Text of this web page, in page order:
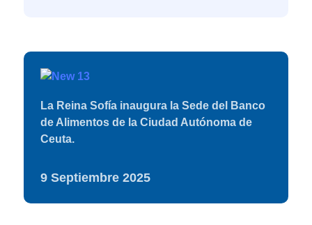
La Reina Sofía inaugura la Sede del Banco
de Alimentos de la Ciudad Autónoma de
Ceuta.
9 Septiembre 2025